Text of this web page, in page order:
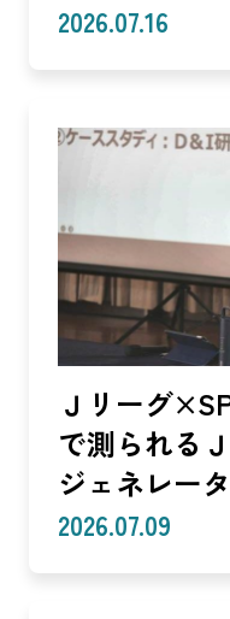
生まれる体験
2026.07.16
Ｊリーグ
で測られる
ジェネレー
「社会価値
2026.07.09